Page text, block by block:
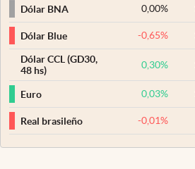
Dólar BNA
0,00%
Dólar Blue -0,65%
Dólar CCL (GD30,
48 hs)
0,30%
Euro 0,03%
Real brasileño -0,01%